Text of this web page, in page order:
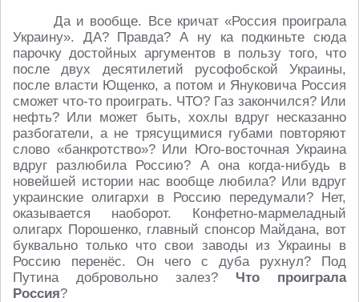
Да и вообще. Все кричат «Россия проиграла
Украину». ДА? Правда? А ну ка подкиньте сюда
парочку достойных аргументов в пользу того, что
после двух десятилетий русофобской Украины,
после власти Ющенко, а потом и Януковича Россия
сможет что-то проиграть. ЧТО? Газ закончился? Или
нефть? Или может быть, хохлы вдруг несказанно
разбогатели, а не трясущимися губами повторяют
слово «банкротство»? Или Юго-восточная Украина
вдруг разлюбила Россию? А она когда-нибудь в
новейшей истории нас вообще любила? Или вдруг
украинские олигархи в Россию передумали? Нет,
оказывается наоборот. Конфетно-мармеладный
олигарх Порошенко, главный спонсор Майдана, вот
буквально только что свои заводы из Украины в
Россию перенёс. Он чего с дуба рухнул? Под
Путина добровольно залез? Что проиграла
Россия?